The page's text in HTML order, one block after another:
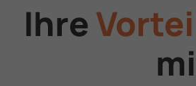
Ihre